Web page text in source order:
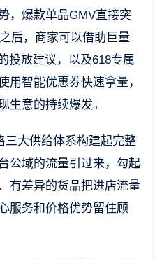
，爆款单品GMV直接突
后，商家可以借助巨量
投放建议，以及618专属
用智能优惠券快速拿量，
生意的持续爆发。
三大供给体系构建起完整
公域的流量引过来，勾起
有差异的货品把进店流量
服务和价格优势留住顾